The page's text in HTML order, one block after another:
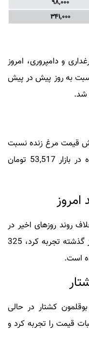
و دامپروری، امروز
به روز پیش در پیش
قیمت مرغ زنده نسبت
به روز پیش است، هر کیلو مرغ زنده در بازار 53,517 تومان
روند روزهای اخیر در
بازار امروز ثبات قیمت را نسبت به روز گذشته تجربه کرد، 325
است.
کشتار در حالی
قیمت را تجربه کرد و